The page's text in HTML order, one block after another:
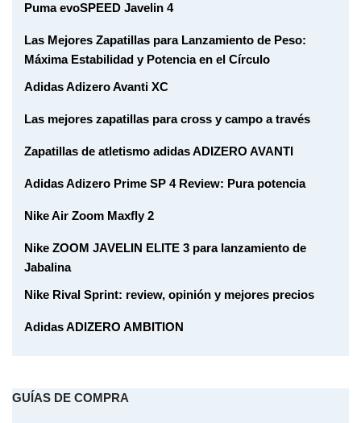
Puma evoSPEED Javelin 4
Las Mejores Zapatillas para Lanzamiento de Peso:
Máxima Estabilidad y Potencia en el Círculo
Adidas Adizero Avanti XC
Las mejores zapatillas para cross y campo a través
Zapatillas de atletismo adidas ADIZERO AVANTI
Adidas Adizero Prime SP 4 Review: Pura potencia
Nike Air Zoom Maxfly 2
Nike ZOOM JAVELIN ELITE 3 para lanzamiento de
Jabalina
Nike Rival Sprint: review, opinión y mejores precios
Adidas ADIZERO AMBITION
GUÍAS DE COMPRA